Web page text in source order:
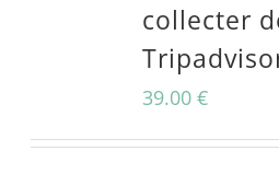
options
peuvent
être
choisies
collecter
39.00€